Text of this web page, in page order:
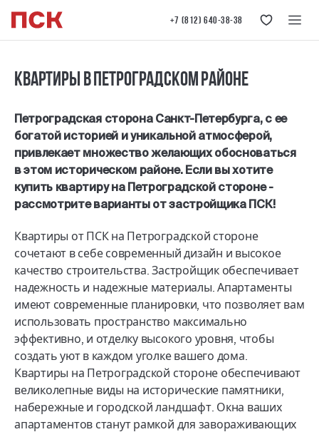
+7 (812) 640-38-38
Квартиры в Петроградском районе
Петроградская сторона Санкт-Петербурга, с ее
богатой историей и уникальной атмосферой,
привлекает множество желающих обосноваться
в этом историческом районе. Если вы хотите
купить квартиру на Петроградской стороне -
рассмотрите варианты от застройщика ПСК!
Квартиры от ПСК на Петроградской стороне
сочетают в себе современный дизайн и высокое
качество строительства. Застройщик обеспечивает
надежность и надежные материалы. Апартаменты
имеют современные планировки, что позволяет вам
использовать пространство максимально
эффективно, и отделку высокого уровня, чтобы
создать уют в каждом уголке вашего дома.
Квартиры на Петроградской стороне обеспечивают
великолепные виды на исторические памятники,
набережные и городской ландшафт. Окна ваших
апартаментов станут рамкой для завораживающих